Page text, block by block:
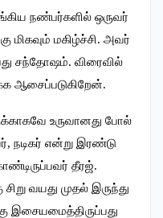
நண்பர்களில் ஒருவர்
மிகவும் மகிழ்ச்சி. அவர்
சந்தோஷம். விரைவில்
ஆசைப்படுகிறேன்.
உருவானது போல்
நடிகர் என்று இரண்டு
தீரஜ்.
வயது முதல் இருந்து
இசையமைத்திருப்பது